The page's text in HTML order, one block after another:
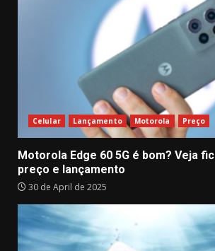
Celular Lançamento Motorola Preço
Motorola Edge 60 5G é bom? Veja
preço e lançamento
30 de April de 2025